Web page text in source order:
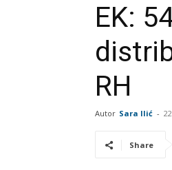
EK:
RH
Autor Sara Ilić -
Share